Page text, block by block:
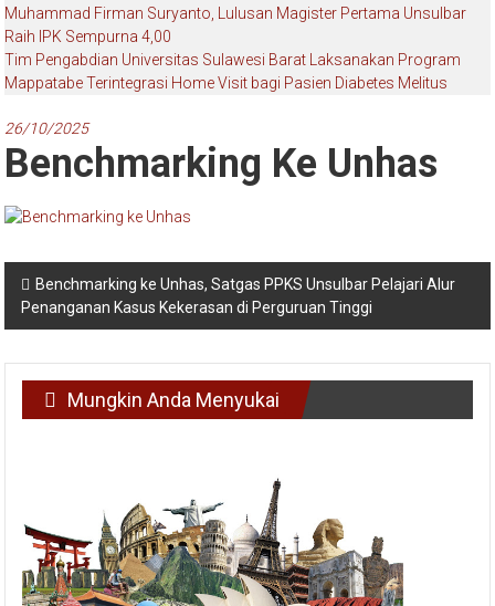
Muhammad Firman Suryanto, Lulusan Magister Pertama Unsulbar
Raih IPK Sempurna 4,00
Tim Pengabdian Universitas Sulawesi Barat Laksanakan Program
Mappatabe Terintegrasi Home Visit bagi Pasien Diabetes Melitus
26/10/2025
Benchmarking Ke Unhas
Navigasi
pos
Benchmarking ke Unhas, Satgas PPKS Unsulbar Pelajari Alur
Penanganan Kasus Kekerasan di Perguruan Tinggi
Mungkin Anda Menyukai